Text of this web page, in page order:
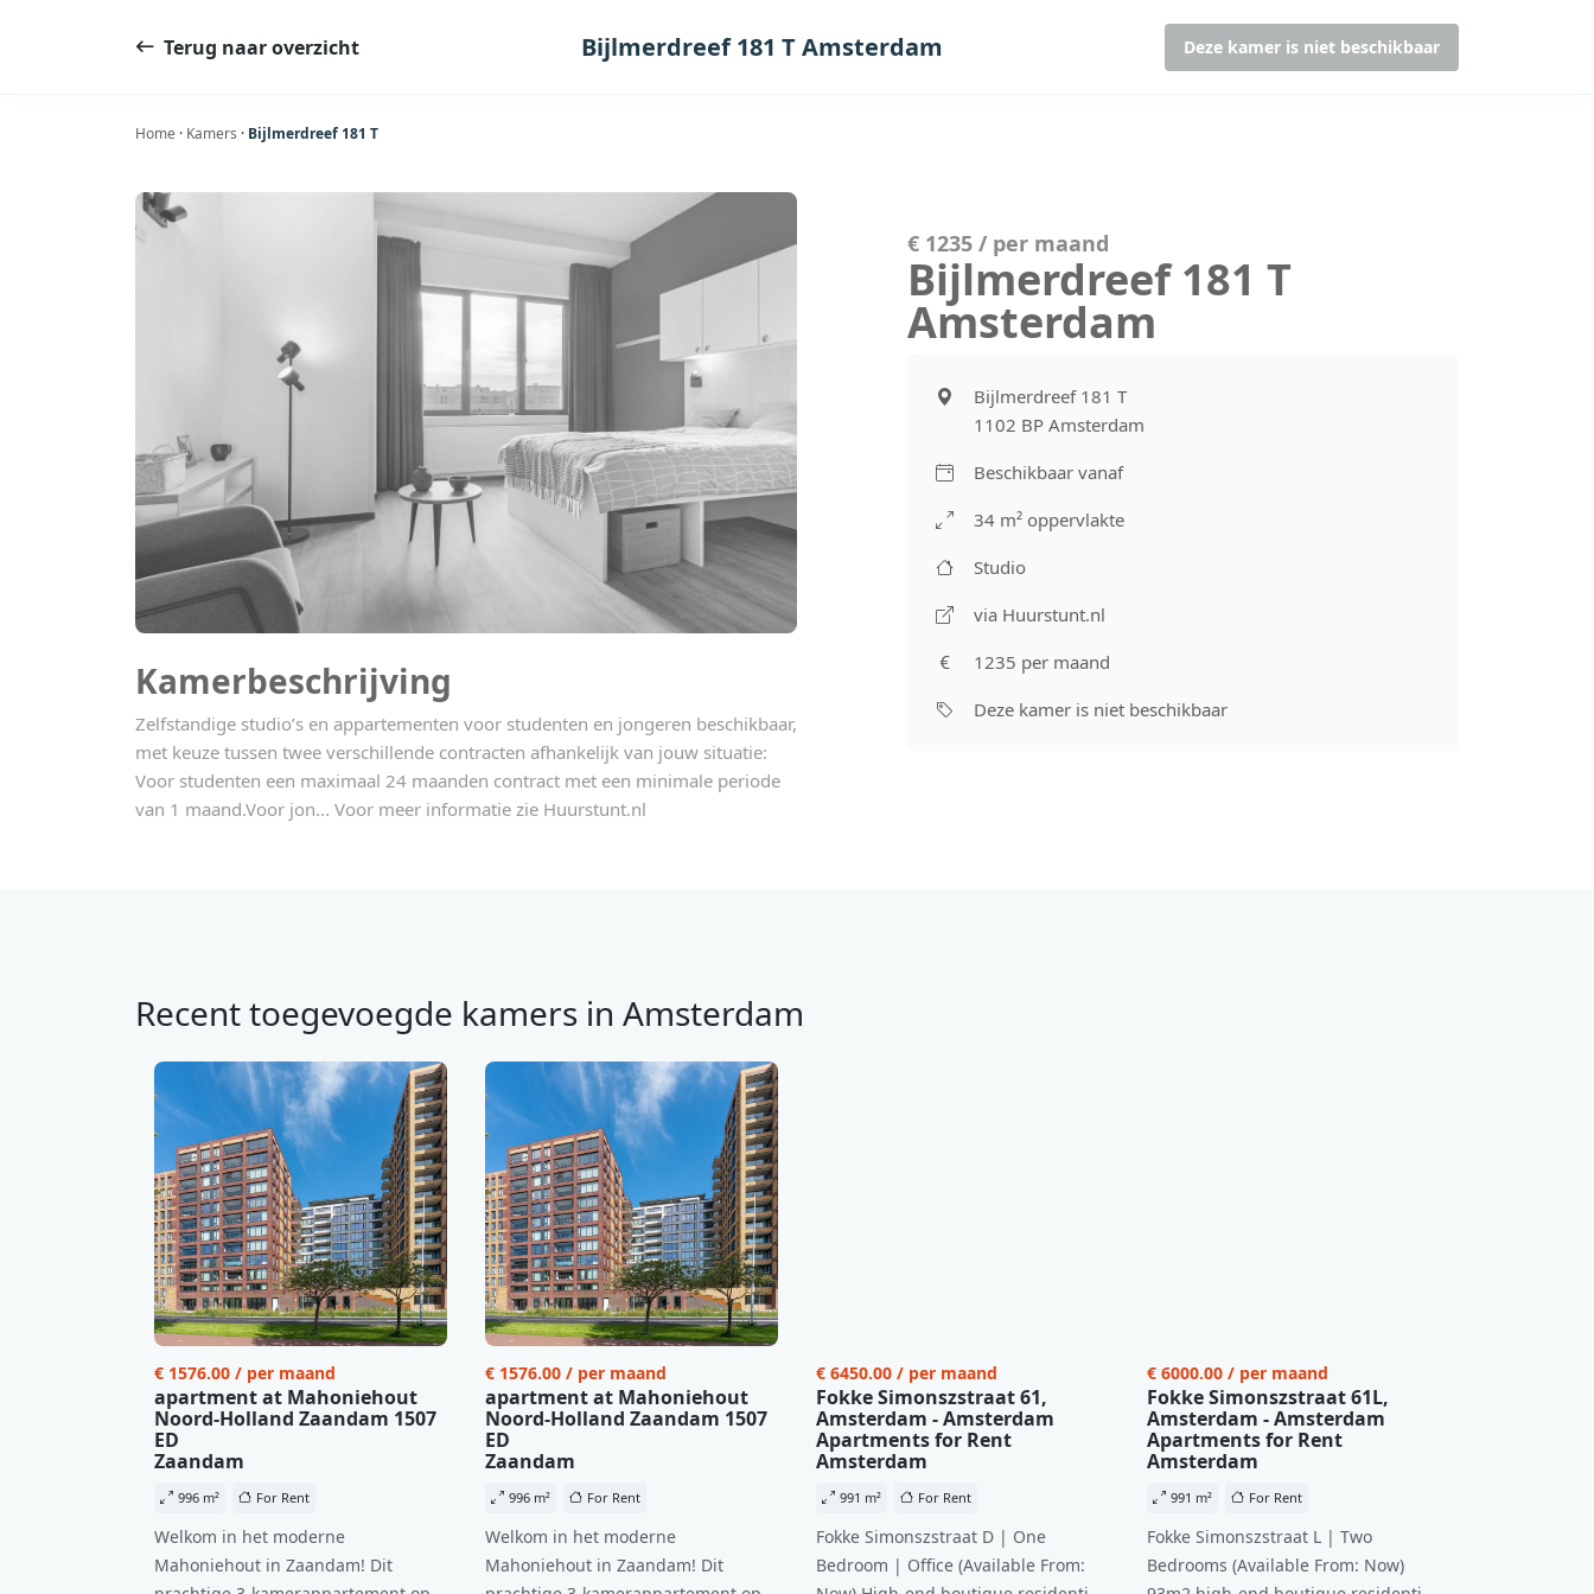
Terug naar overzicht Bijlmerdreef 181 T Amsterdam Deze kamer is niet beschikbaar
Home · Kamers · Bijlmerdreef 181 T
Kamerbeschrijving
Zelfstandige studio’s en appartementen voor studenten en jongeren beschikbaar,
met keuze tussen twee verschillende contracten afhankelijk van jouw situatie:
Voor studenten een maximaal 24 maanden contract met een minimale periode
van 1 maand.Voor jon... Voor meer informatie zie Huurstunt.nl
€ 1235 / per maand
Bijlmerdreef 181 T
Amsterdam
Bijlmerdreef 181 T
1102 BP Amsterdam
Beschikbaar vanaf
34 m² oppervlakte
Studio
via Huurstunt.nl
1235 per maand
Deze kamer is niet beschikbaar
Recent toegevoegde kamers in Amsterdam
€ 1576.00 / per maand
apartment at Mahoniehout
Noord-Holland Zaandam 1507
ED
Zaandam
996 m² For Rent
Welkom in het moderne
Mahoniehout in Zaandam! Dit
€ 1576.00 / per maand
apartment at Mahoniehout
Noord-Holland Zaandam 1507
ED
Zaandam
996 m² For Rent
Welkom in het moderne
Mahoniehout in Zaandam! Dit
€ 6450.00 / per maand
Fokke Simonszstraat 61,
Amsterdam - Amsterdam
Apartments for Rent
Amsterdam
991 m² For Rent
Fokke Simonszstraat D | One
Bedroom | Office (Available From:
€ 6000.00 / per maand
Fokke Simonszstraat 61L,
Amsterdam - Amsterdam
Apartments for Rent
Amsterdam
991 m² For Rent
Fokke Simonszstraat L | Two
Bedrooms (Available From: Now)